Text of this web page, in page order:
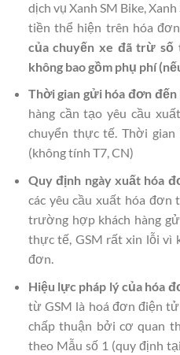
dịch vụ Xanh SM Bike,
tiền thể hiện trên hóa
của chuyến xe đã trừ số
không bao gồm phụ phí
Thời gian gửi hóa đơn đến
hàng cần tạo yêu cầu
chuyển thực tế. Thời
(không tính T7, CN)
Quy định ngày xuất hóa
các yêu cầu xuất hóa đơn
trường hợp khách hàng
thực tế, GSM rất xin lỗi vì
đơn.
Hiệu lực pháp lý của hóa
từ GSM là hoá đơn điện
chấp thuận bởi cơ quan
theo Mẫu số 1 (quy định